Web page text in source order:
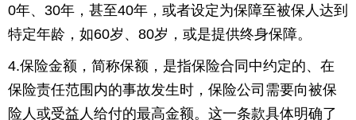
0年、30年，甚至40年，或者设定为保障至被保人达到
特定年龄，如60岁、80岁，或是提供终身保障。
4.保险金额，简称保额，是指保险合同中约定的、在
保险责任范围内的事故发生时，保险公司需要向被保
险人或受益人给付的最高金额。这一条款具体明确了